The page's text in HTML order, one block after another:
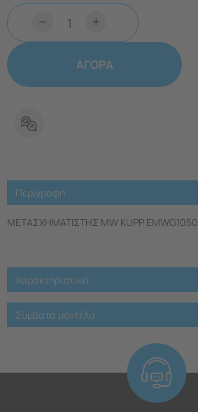
− +
ΑΓΟΡΑ
Περιγραφη
ΜΕΤΑΣΧΗΜΑΤΙΣΤΗΣ MW KUPP EMWG1050
Χαρακτηριστικά
Συμβατά μοντέλα